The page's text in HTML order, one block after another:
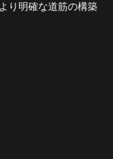
り明確な道筋の構築